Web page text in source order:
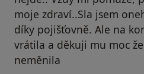
moje zdraví..Sla jsem
díky pojišťovně. Ale na
vrátila a děkuji mu moc
neměnila